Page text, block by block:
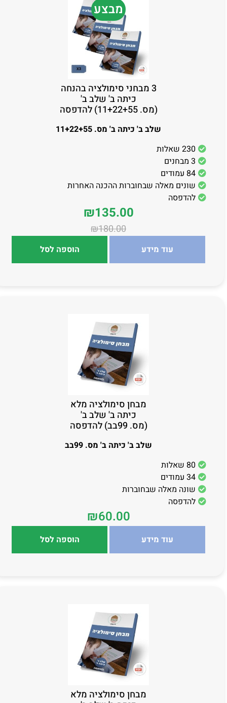
מבצע
כיתה ב' שלב ב'
(מס. 11+22+55) להדפסה
230 שאלות
3 מבחנים
84 עמודים
שונים מאלה שבחוברות ההכנה האחרות
להדפסה
₪180.00
₪135.00
שלב ב' כיתה ב' מס. 11+22+55
עוד מידע הוספה לסל
מבחן סימולציה מלא
כיתה ב' שלב ב'
(מס. 99בב) להדפסה
80 שאלות
34 עמודים
שונה מאלה שבחוברות
להדפסה
₪60.00
שלב ב' כיתה ב' מס. 99בב
עוד מידע הוספה לסל
מבחן סימולציה מלא